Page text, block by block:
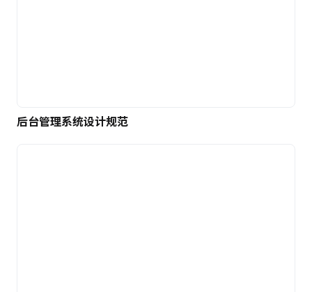
后台管理系统设计规范